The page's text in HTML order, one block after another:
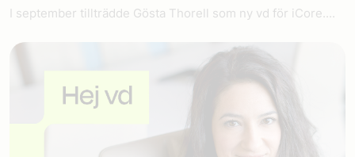
I september tillträdde Gösta Thorell som ny vd för iCore....